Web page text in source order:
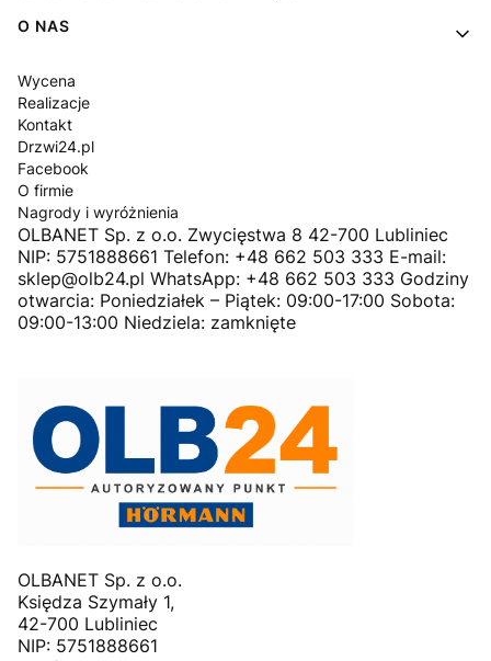
O NAS
Wycena
Realizacje
Kontakt
Drzwi24.pl
Facebook
O firmie
Nagrody i wyróżnienia
OLBANET Sp. z o.o. Zwycięstwa 8 42-700 Lubliniec
NIP: 5751888661 Telefon: +48 662 503 333 E-mail:
sklep@olb24.pl WhatsApp: +48 662 503 333 Godziny
otwarcia: Poniedziałek – Piątek: 09:00-17:00 Sobota:
09:00-13:00 Niedziela: zamknięte
OLBANET Sp. z o.o.
Księdza Szymały 1,
42-700 Lubliniec
NIP: 5751888661